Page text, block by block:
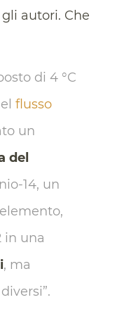
autori. Che
di 4 °C
flusso
un
del
14, un
in una
, ma